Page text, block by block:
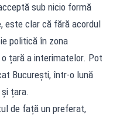
sub nicio formă
este clar că fără acordul
politică în zona
țară a interimatelor. Pot
București, într-o lună
țara.
de față un preferat,